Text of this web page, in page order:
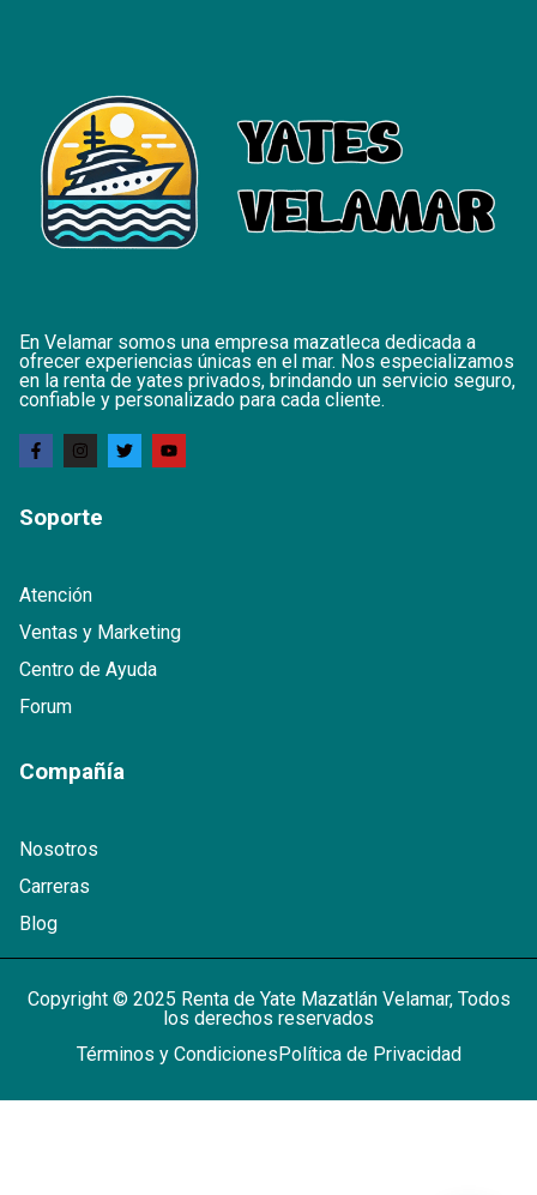
En Velamar somos una empresa mazatleca dedicada a
ofrecer experiencias únicas en el mar. Nos especializamos
en la renta de yates privados, brindando un servicio seguro,
confiable y personalizado para cada cliente.
Soporte
Atención
Ventas y Marketing
Centro de Ayuda
Forum
Compañía
Nosotros
Carreras
Blog
Copyright © 2025 Renta de Yate Mazatlán Velamar, Todos
los derechos reservados
Términos y CondicionesPolítica de Privacidad